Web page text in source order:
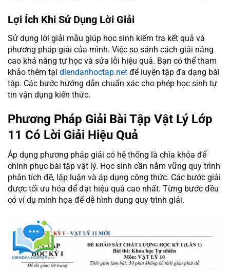
Lợi Ích Khi Sử Dụng Lời Giải
Sử dụng lời giải mẫu giúp học sinh kiểm tra kết quả và
phương pháp giải của mình. Việc so sánh cách giải nâng
cao khả năng tự học và sửa lỗi hiệu quả. Bạn có thể tham
khảo thêm tại diendanhoctap.net để luyện tập đa dạng bài
tập. Các bước hướng dẫn chuẩn xác cho phép học sinh tự
tin vận dụng kiến thức.
Phương Pháp Giải Bài Tập Vật Lý Lớp
11 Có Lời Giải Hiệu Quả
Áp dụng phương pháp giải có hệ thống là chìa khóa để
chinh phục bài tập vật lý. Học sinh cần nắm vững quy trình
phân tích đề, lập luận và áp dụng công thức. Các bước giải
được tối ưu hóa để đạt hiệu quả cao nhất. Từng bước đều
có ví dụ minh họa để dễ hình dung quy trình giải.